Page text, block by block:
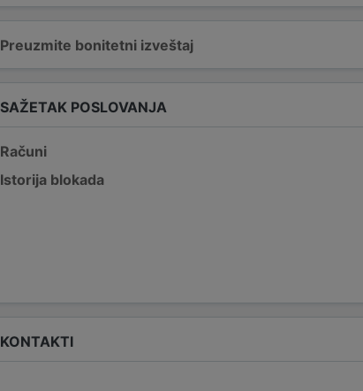
Preuzmite bonitetni izveštaj
SAŽETAK POSLOVANJA
Računi
Istorija blokada
KONTAKTI